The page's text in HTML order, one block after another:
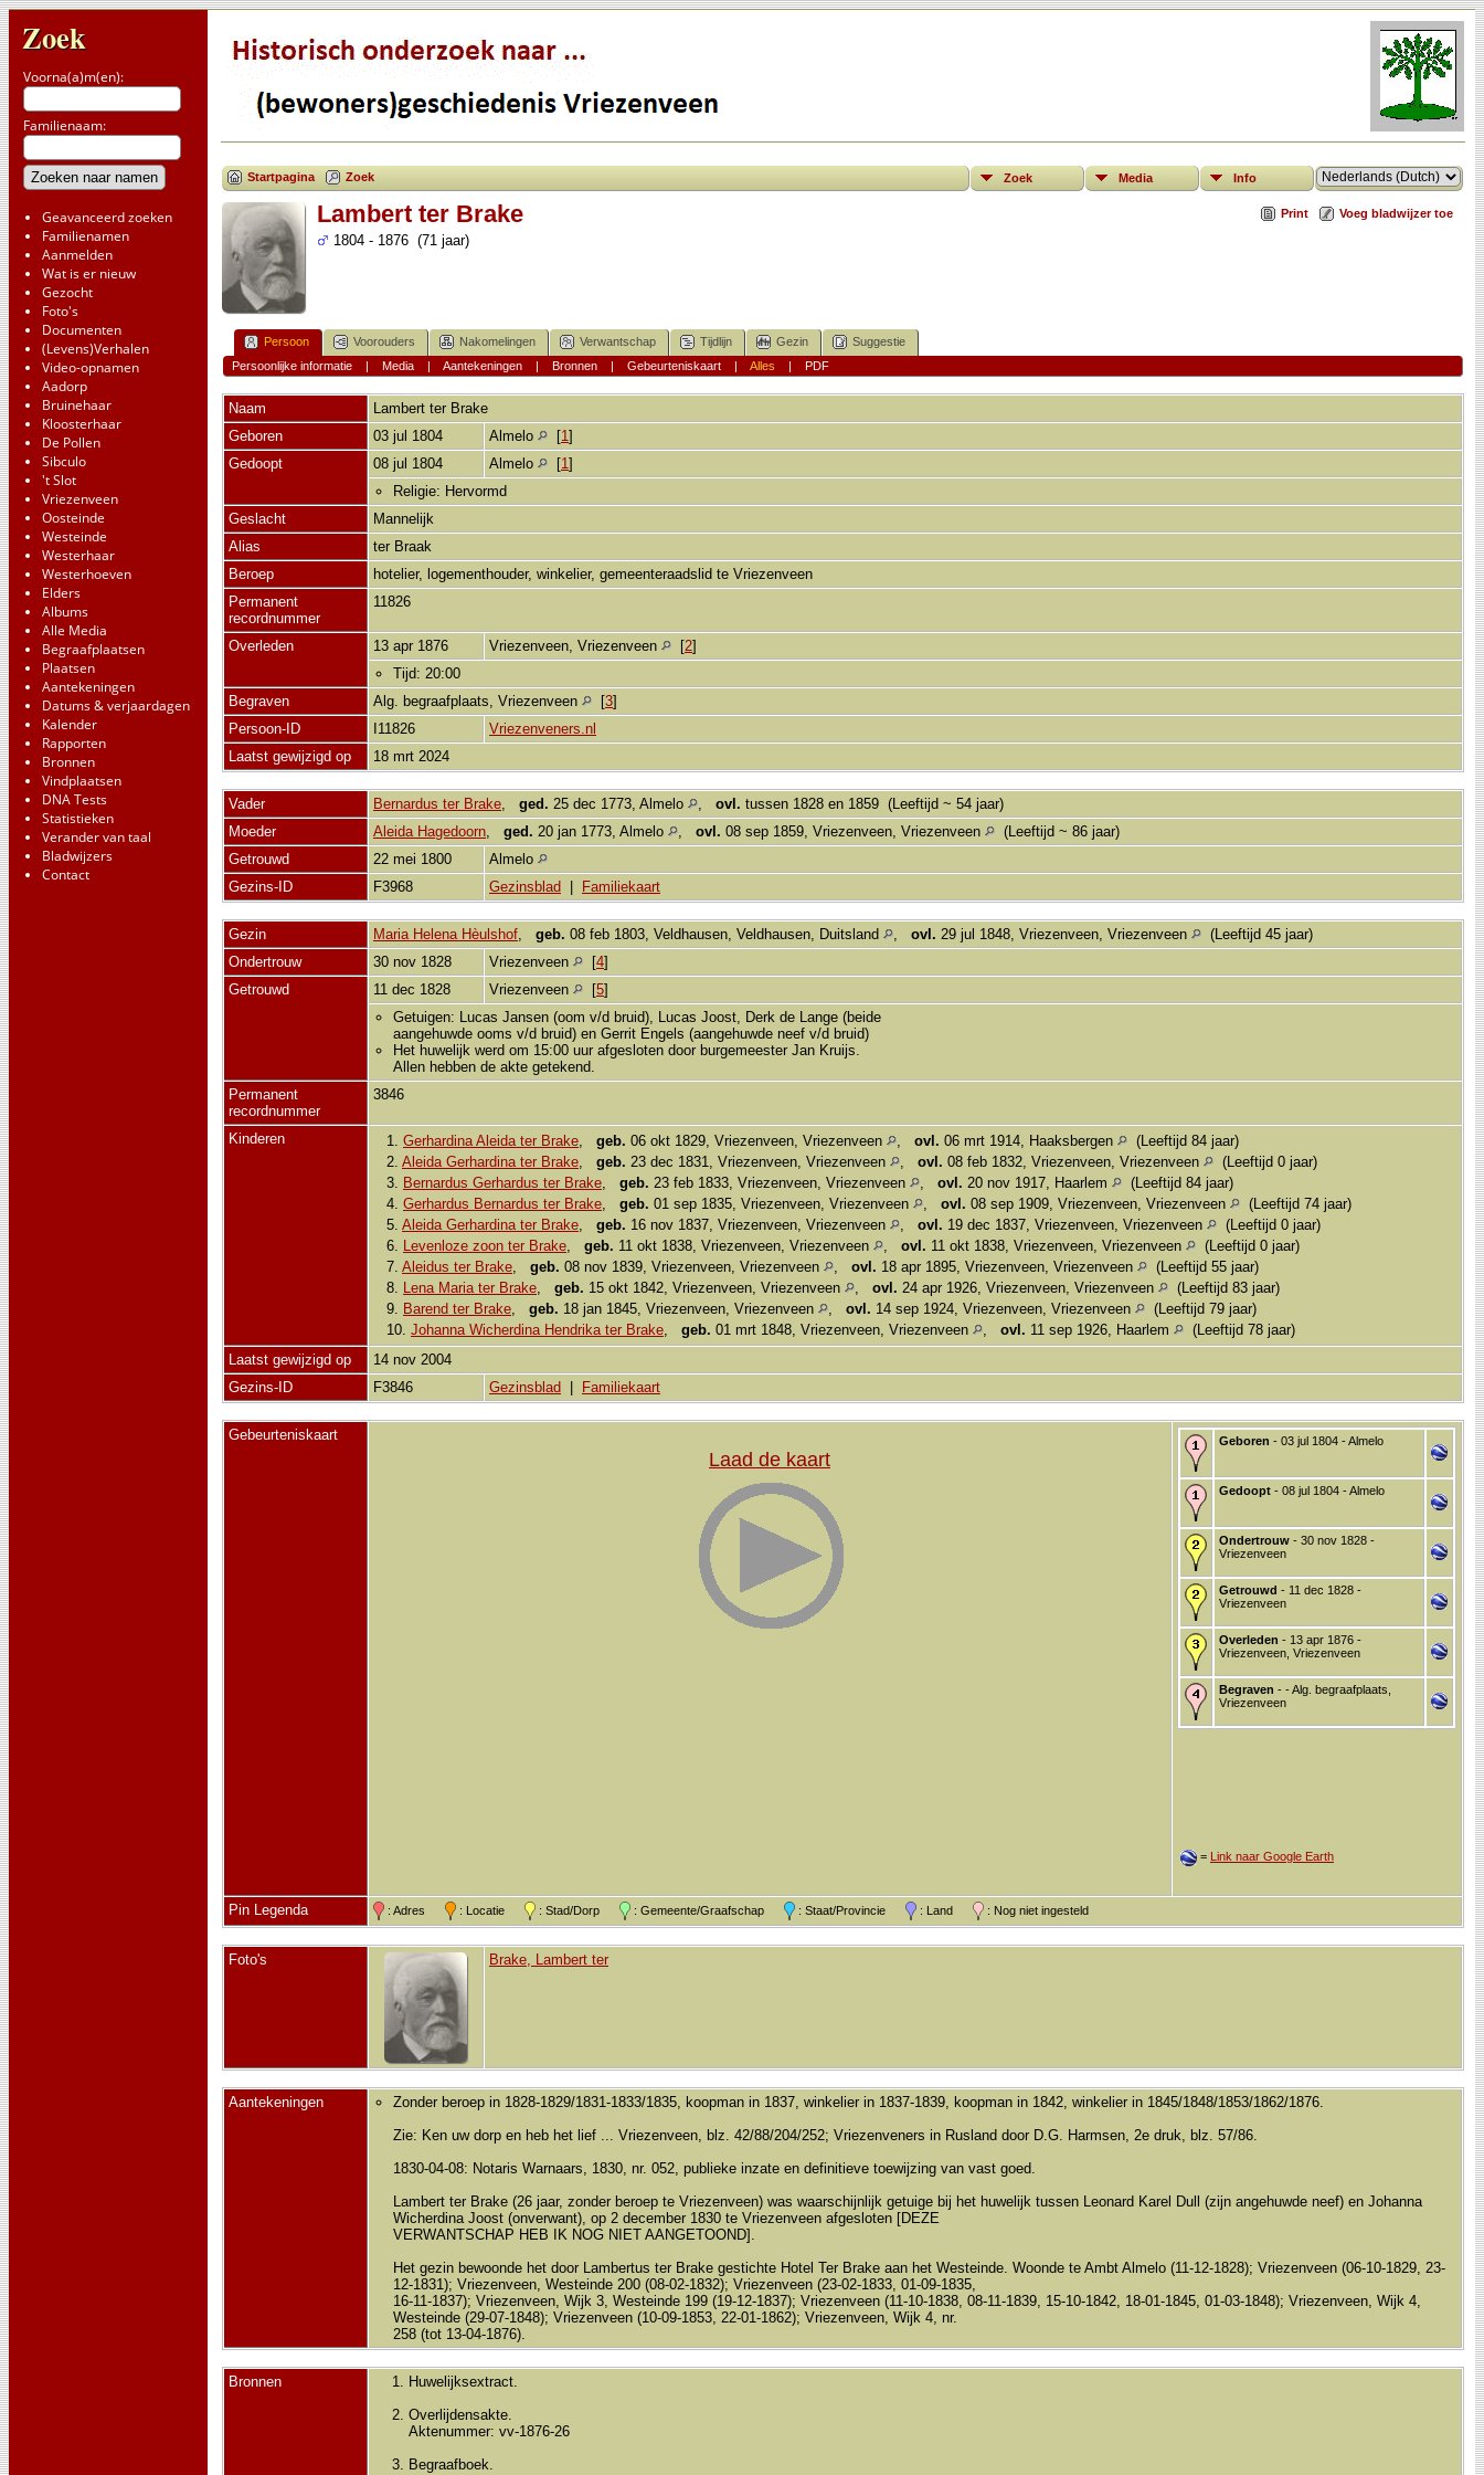
Zoek
Voorna(a)m(en):
Familienaam:
Geavanceerd zoeken
Familienamen
Aanmelden
Wat is er nieuw
Gezocht
Foto's
Documenten
(Levens)Verhalen
Video-opnamen
Aadorp
Bruinehaar
Kloosterhaar
De Pollen
Sibculo
't Slot
Vriezenveen
Oosteinde
Westeinde
Westerhaar
Westerhoeven
Elders
Albums
Alle Media
Begraafplaatsen
Plaatsen
Aantekeningen
Datums & verjaardagen
Kalender
Rapporten
Bronnen
Vindplaatsen
DNA Tests
Statistieken
Verander van taal
Bladwijzers
Contact
Startpagina Zoek Zoek Media Info
Print Voeg bladwijzer toe
Lambert ter Brake
1804 - 1876 (71 jaar)
Persoon Voorouders Nakomelingen Verwantschap Tijdlijn Gezin
Suggestie
Persoonlijke informatie| Media| Aantekeningen| Bronnen| Gebeurteniskaart| Alles | PDF
Naam Lambert ter Brake
Geboren
03 jul 1804 Almelo [1]
Gedoopt
08 jul 1804 Almelo [1]
Religie: Hervormd
Geslacht
Mannelijk
Alias
ter Braak
Beroep
hotelier, logementhouder, winkelier, gemeenteraadslid te Vriezenveen
Permanent
recordnummer
11826
Overleden 13 apr 1876 Vriezenveen, Vriezenveen [2]
Tijd: 20:00
Begraven
Alg. begraafplaats, Vriezenveen [3]
Persoon-ID
I11826
Vriezenveners.nl
Laatst gewijzigd op
18 mrt 2024
Vader Bernardus ter Brake, ged. 25 dec 1773, Almelo , ovl. tussen 1828 en 1859 (Leeftijd ~ 54 jaar)
Moeder
Aleida Hagedoorn, ged. 20 jan 1773, Almelo , ovl. 08 sep 1859, Vriezenveen, Vriezenveen
(Leeftijd ~ 86 jaar)
Getrouwd
22 mei 1800
Almelo
Gezins-ID
F3968 Gezinsblad Familiekaart
Gezin Maria Helena Hèulshof, geb. 08 feb 1803, Veldhausen, Veldhausen, Duitsland , ovl. 29 jul 1848, Vriezenveen, Vriezenveen
(Leeftijd 45 jaar)
Ondertrouw
30 nov 1828 Vriezenveen [4]
Getrouwd
11 dec 1828 Vriezenveen [5]
Getuigen: Lucas Jansen (oom v/d bruid), Lucas Joost, Derk de Lange (beide
aangehuwde ooms v/d bruid) en Gerrit Engels (aangehuwde neef v/d bruid)
Het huwelijk werd om 15:00 uur afgesloten door burgemeester Jan Kruijs.
Allen hebben de akte getekend.
Permanent
recordnummer
3846
Kinderen 1. Gerhardina Aleida ter Brake, geb. 06 okt 1829, Vriezenveen, Vriezenveen , ovl. 06 mrt 1914, Haaksbergen
(Leeftijd 84 jaar)
2. Aleida Gerhardina ter Brake, geb. 23 dec 1831, Vriezenveen, Vriezenveen , ovl. 08 feb 1832, Vriezenveen, Vriezenveen
(Leeftijd 0 jaar)
3. Bernardus Gerhardus ter Brake, geb. 23 feb 1833, Vriezenveen, Vriezenveen , ovl. 20 nov 1917, Haarlem
(Leeftijd 84 jaar)
4. Gerhardus Bernardus ter Brake, geb. 01 sep 1835, Vriezenveen, Vriezenveen , ovl. 08 sep 1909, Vriezenveen, Vriezenveen
(Leeftijd 74 jaar)
5. Aleida Gerhardina ter Brake, geb. 16 nov 1837, Vriezenveen, Vriezenveen , ovl. 19 dec 1837, Vriezenveen, Vriezenveen
(Leeftijd 0 jaar)
6. Levenloze zoon ter Brake, geb. 11 okt 1838, Vriezenveen, Vriezenveen , ovl. 11 okt 1838, Vriezenveen, Vriezenveen
(Leeftijd 0 jaar)
7. Aleidus ter Brake, geb. 08 nov 1839, Vriezenveen, Vriezenveen , ovl. 18 apr 1895, Vriezenveen, Vriezenveen
(Leeftijd 55 jaar)
8. Lena Maria ter Brake, geb. 15 okt 1842, Vriezenveen, Vriezenveen , ovl. 24 apr 1926, Vriezenveen, Vriezenveen
(Leeftijd 83 jaar)
9. Barend ter Brake, geb. 18 jan 1845, Vriezenveen, Vriezenveen , ovl. 14 sep 1924, Vriezenveen, Vriezenveen
(Leeftijd 79 jaar)
10. Johanna Wicherdina Hendrika ter Brake, geb. 01 mrt 1848, Vriezenveen, Vriezenveen , ovl. 11 sep 1926, Haarlem
(Leeftijd 78 jaar)
Laatst gewijzigd op
14 nov 2004
Gezins-ID
F3846 Gezinsblad Familiekaart
Gebeurteniskaart
Laad de kaart
Geboren - 03 jul 1804 - Almelo
Gedoopt - 08 jul 1804 - Almelo
Ondertrouw - 30 nov 1828 -
Vriezenveen
Getrouwd - 11 dec 1828 -
Vriezenveen
Overleden - 13 apr 1876 -
Vriezenveen, Vriezenveen
Begraven - - Alg. begraafplaats,
Vriezenveen
= Link naar Google Earth
Pin Legenda : Adres : Locatie : Stad/Dorp : Gemeente/Graafschap : Staat/Provincie : Land : Nog niet ingesteld
Foto's Brake, Lambert ter
Aantekeningen
Zonder beroep in 1828-1829/1831-1833/1835, koopman in 1837, winkelier in 1837-1839, koopman in 1842, winkelier in 1845/1848/1853/1862/1876.
Zie: Ken uw dorp en heb het lief ... Vriezenveen, blz. 42/88/204/252; Vriezenveners in Rusland door D.G. Harmsen, 2e druk, blz. 57/86.
1830-04-08: Notaris Warnaars, 1830, nr. 052, publieke inzate en definitieve toewijzing van vast goed.
Lambert ter Brake (26 jaar, zonder beroep te Vriezenveen) was waarschijnlijk getuige bij het huwelijk tussen Leonard Karel Dull (zijn angehuwde neef) en Johanna
Wicherdina Joost (onverwant), op 2 december 1830 te Vriezenveen afgesloten [DEZE
VERWANTSCHAP HEB IK NOG NIET AANGETOOND].
Het gezin bewoonde het door Lambertus ter Brake gestichte Hotel Ter Brake aan het Westeinde. Woonde te Ambt Almelo (11-12-1828); Vriezenveen (06-10-1829, 23-
12-1831); Vriezenveen, Westeinde 200 (08-02-1832); Vriezenveen (23-02-1833, 01-09-1835,
16-11-1837); Vriezenveen, Wijk 3, Westeinde 199 (19-12-1837); Vriezenveen (11-10-1838, 08-11-1839, 15-10-1842, 18-01-1845, 01-03-1848); Vriezenveen, Wijk 4,
Westeinde (29-07-1848); Vriezenveen (10-09-1853, 22-01-1862); Vriezenveen, Wijk 4, nr.
258 (tot 13-04-1876).
Bronnen
Huwelijksextract.
Overlijdensakte.
Aktenummer: vv-1876-26
Begraafboek.